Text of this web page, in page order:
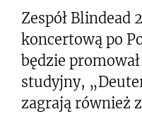
Zespół Blindead
koncertową po
będzie
studyjny,
zagrają również